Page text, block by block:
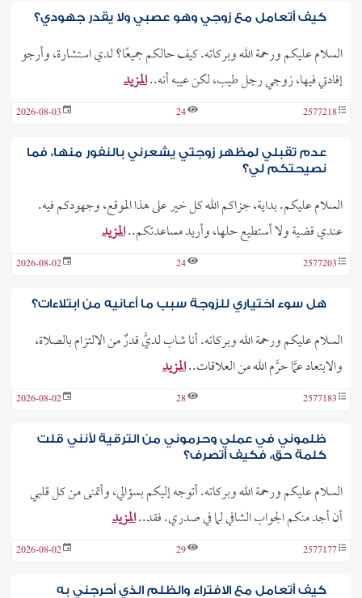
كيف أتعامل مع زوجي وهو عصبي ولا يقدر جهودي؟
السلام عليكم ورحمة الله وبركاته. كيف حالكم جميعًا؟ لدي استشارة، وأرجو
إفادتي فيها، زوجي رجل طيب، لكن عيبه أنه..المزيد
2577218
24
2026-08-03
عدم تقبلي لمظهر زوجتي يشعرني بالنفور منها، فما
نصيحتكم لي؟
السلام عليكم. بداية، جزاكم الله كل خير على هذا الموقع، وجهودكم فيه.
عندي قضية ولا أستطيع حلها، وأريد مساعدتكم..المزيد
2577203
24
2026-08-02
هل سوء اختياري للزوجة سبب ما أعانيه من ابتلاءات؟
السلام عليكم ورحمة الله وبركاته. أنا شاب لديَّ قدرٌ من الالتزام بالصلاة،
والابتعاد عمَّا حرَّم الله من العلاقات..المزيد
2577183
28
2026-08-02
ظلموني في عملي وحرموني من الترقية لأنني قلت
كلمة حق، فكيف أتصرف؟
السلام عليكم ورحمة الله وبركاته. أتوجه إليكم بسؤالي، وأتمنى من كل قلبي
أن أجد منكم الجواب الشافي لما في صدري. فقد..المزيد
2577177
29
2026-08-02
كيف أتعامل مع الافتراء والظلم الذي أحرجني به